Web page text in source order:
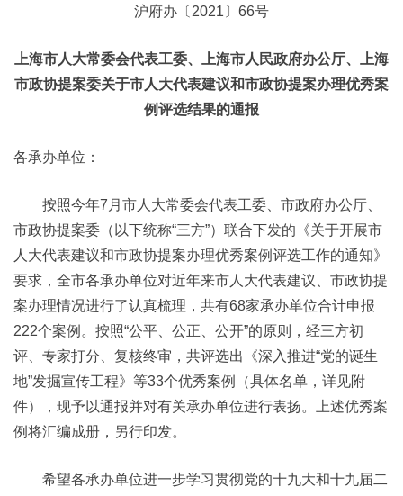
沪府办〔2021〕66号
上海市人大常委会代表工委、上海市人民政府办公厅、上海
市政协提案委关于市人大代表建议和市政协提案办理优秀案
例评选结果的通报
各承办单位：
按照今年7月市人大常委会代表工委、市政府办公厅、
市政协提案委（以下统称“三方”）联合下发的《关于开展市
人大代表建议和市政协提案办理优秀案例评选工作的通知》
要求，全市各承办单位对近年来市人大代表建议、市政协提
案办理情况进行了认真梳理，共有68家承办单位合计申报
222个案例。按照“公平、公正、公开”的原则，经三方初
评、专家打分、复核终审，共评选出《深入推进“党的诞生
地”发掘宣传工程》等33个优秀案例（具体名单，详见附
件），现予以通报并对有关承办单位进行表扬。上述优秀案
例将汇编成册，另行印发。
希望各承办单位进一步学习贯彻党的十九大和十九届二